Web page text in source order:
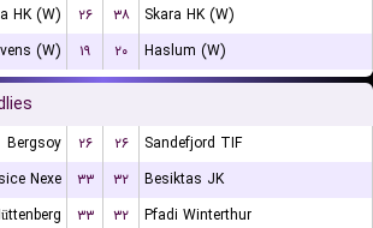
HK (W)
۲۶ ۳۸
Skara HK (W)
(W)
۱۹ ۲۰ Haslum (W)
Bergsoy ۲۶ ۲۶
Sandefjord TIF
Nexe
۳۳ ۳۲
Besiktas JK
۳۳ ۳۲
Pfadi Winterthur